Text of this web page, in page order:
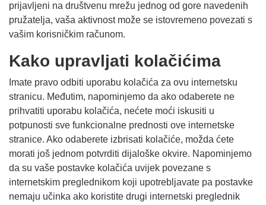
prijavljeni na društvenu mrežu jednog od gore navedenih
pružatelja, vaša aktivnost može se istovremeno povezati s
vašim korisničkim računom.
Kako upravljati kolačićima
Imate pravo odbiti uporabu kolačića za ovu internetsku
stranicu. Međutim, napominjemo da ako odaberete ne
prihvatiti uporabu kolačića, nećete moći iskusiti u
potpunosti sve funkcionalne prednosti ove internetske
stranice. Ako odaberete izbrisati kolačiće, možda ćete
morati još jednom potvrditi dijaloške okvire. Napominjemo
da su vaše postavke kolačića uvijek povezane s
internetskim preglednikom koji upotrebljavate pa postavke
nemaju učinka ako koristite drugi internetski preglednik